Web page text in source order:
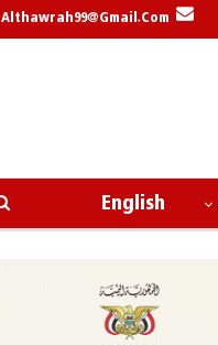
Althawrah99@gmail.com
English